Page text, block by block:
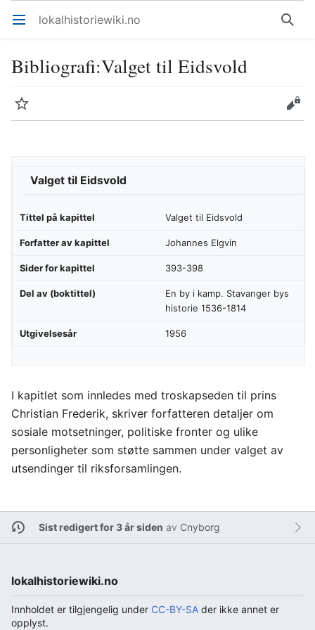
Åpne hovedmenyen lokalhistoriewiki.no Søk
Bibliografi:Valget til Eidsvold
Overvåk Rediger
Valget til Eidsvold
Tittel på kapittel Valget til Eidsvold
Forfatter av kapittel Johannes Elgvin
Sider for kapittel 393-398
Del av (boktittel)
En by i kamp. Stavanger bys
historie 1536-1814
Utgivelsesår 1956
I kapitlet som innledes med troskapseden til prins
Christian Frederik, skriver forfatteren detaljer om
sosiale motsetninger, politiske fronter og ulike
personligheter som støtte sammen under valget av
utsendinger til riksforsamlingen.
Sist redigert for 3 år siden av Cnyborg
lokalhistoriewiki.no
Innholdet er tilgjengelig under CC-BY-SA der ikke annet er
opplyst.